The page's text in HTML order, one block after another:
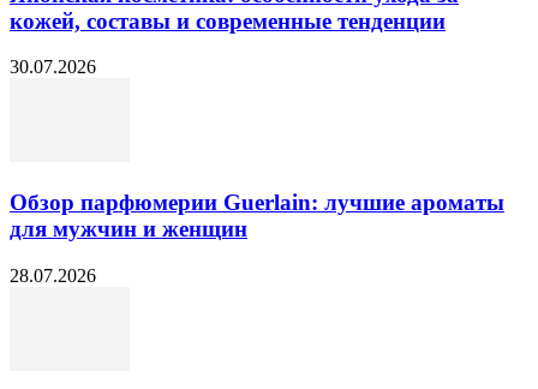
кожей, составы и современные тенденции
30.07.2026
Обзор парфюмерии Guerlain: лучшие ароматы
для мужчин и женщин
28.07.2026